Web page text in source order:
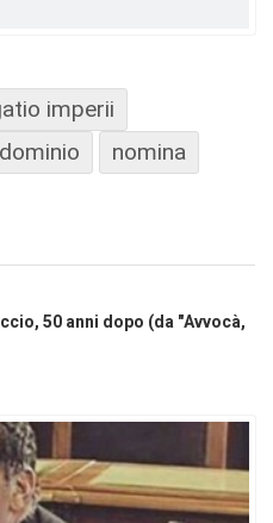
imperii
nomina
50 anni dopo (da "Avvocà,